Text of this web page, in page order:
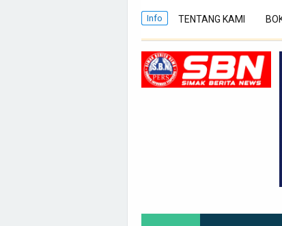
Info TENTANG KAMI